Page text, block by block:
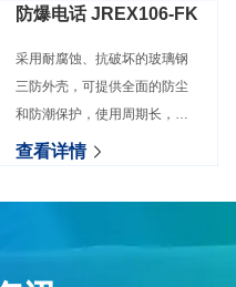
防爆电话 JREX106-FK
采用耐腐蚀、抗破坏的玻璃钢
三防外壳，可提供全面的防尘
和防潮保护，使用周期长，具
有高可靠性与稳定性。
查看详情